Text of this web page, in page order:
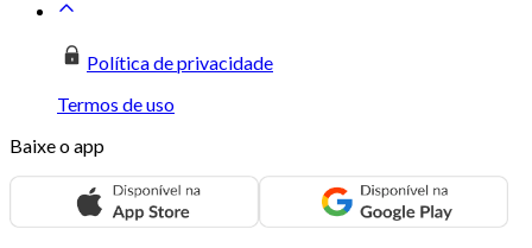
Política de privacidade
Termos de uso
Baixe o app